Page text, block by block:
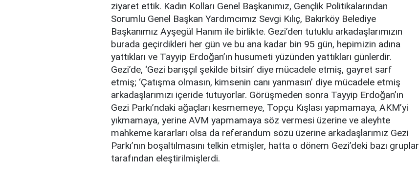
ziyaret ettik. Kadın Kolları Genel Başkanımız, Gençlik Politikalarından
Sorumlu Genel Başkan Yardımcımız Sevgi Kılıç, Bakırköy Belediye
Başkanımız Ayşegül Hanım ile birlikte. Gezi’den tutuklu arkadaşlarımızın
burada geçirdikleri her gün ve bu ana kadar bin 95 gün, hepimizin adına
yattıkları ve Tayyip Erdoğan’ın husumeti yüzünden yattıkları günlerdir.
Gezi’de, ‘Gezi barışçıl şekilde bitsin’ diye mücadele etmiş, gayret sarf
etmiş; ‘Çatışma olmasın, kimsenin canı yanmasın’ diye mücadele etmiş
arkadaşlarımızı içeride tutuyorlar. Görüşmeden sonra Tayyip Erdoğan’ın
Gezi Parkı’ndaki ağaçları kesmemeye, Topçu Kışlası yapmamaya, AKM’yi
yıkmamaya, yerine AVM yapmamaya söz vermesi üzerine ve aleyhte
mahkeme kararları olsa da referandum sözü üzerine arkadaşlarımız Gezi
Parkı’nın boşaltılmasını telkin etmişler, hatta o dönem Gezi’deki bazı gruplar
tarafından eleştirilmişlerdi.